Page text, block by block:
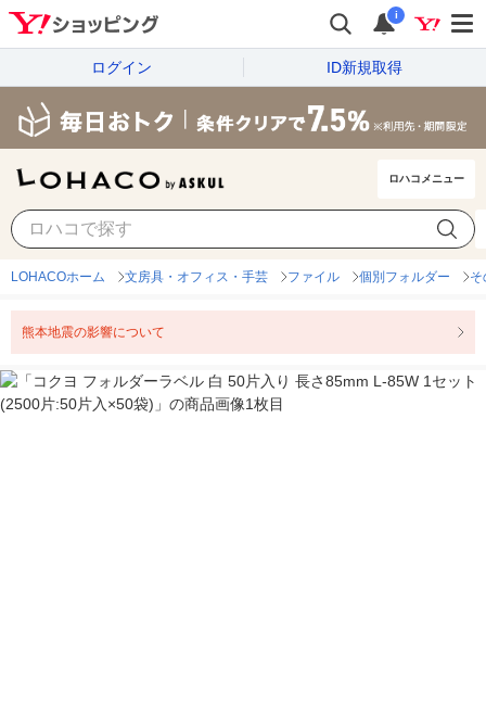
i
ログイン ID新規取得
ロハコメニュー
LOHACOホーム 文房具・オフィス・手芸 ファイル 個別フォルダー そ
熊本地震の影響について